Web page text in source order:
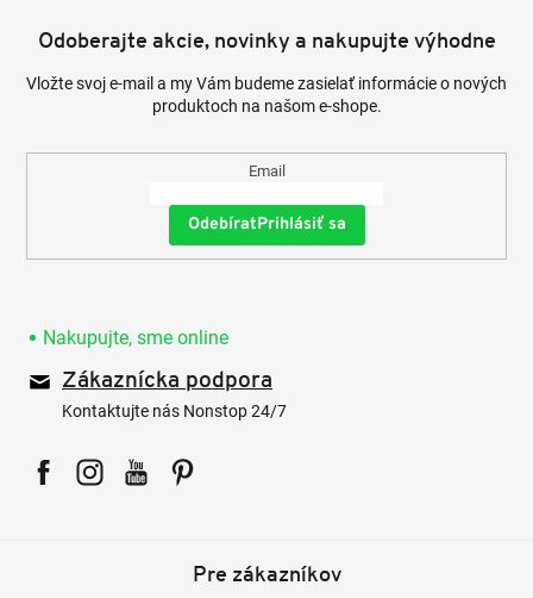
Odoberajte akcie, novinky a nakupujte výhodne
Vložte svoj e-mail a my Vám budeme zasielať informácie o nových
produktoch na našom e-shope.
Email
Prihlásiť sa
Nakupujte, sme online
Zákaznícka podpora
Kontaktujte nás Nonstop 24/7
Pre zákazníkov